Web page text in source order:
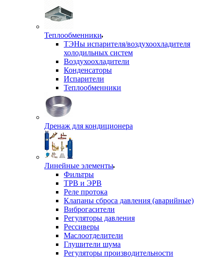
Теплообменники
ТЭНы испарителя/воздухоохладителя
холодильных систем
Воздухоохладители
Конденсаторы
Испарители
Теплообменники
Дренаж для кондиционера
Линейные элементы
Фильтры
ТРВ и ЭРВ
Реле протока
Клапаны сброса давления (аварийные)
Виброгасители
Регуляторы давления
Рессиверы
Маслоотделители
Глушители шума
Регуляторы производительности